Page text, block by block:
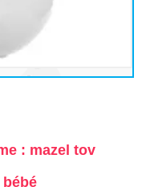
: mazel tov